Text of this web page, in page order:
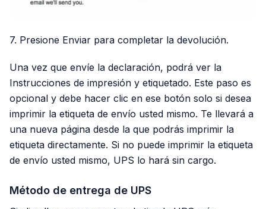
7. Presione Enviar para completar la devolución.
Una vez que envíe la declaración, podrá ver la
Instrucciones de impresión y etiquetado. Este paso es
opcional y debe hacer clic en ese botón solo si desea
imprimir la etiqueta de envío usted mismo. Te llevará a
una nueva página desde la que podrás imprimir la
etiqueta directamente. Si no puede imprimir la etiqueta
de envío usted mismo, UPS lo hará sin cargo.
Método de entrega de UPS